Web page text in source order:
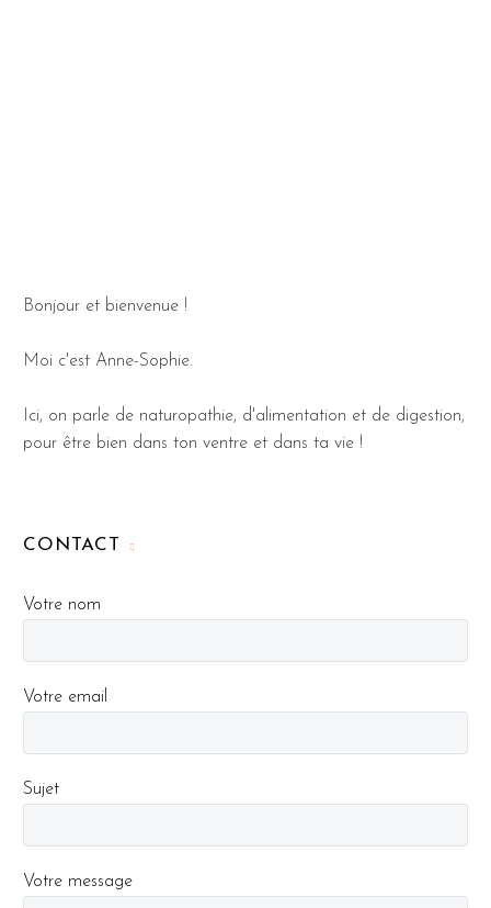
Bonjour et bienvenue !
Moi c'est Anne-Sophie.
Ici, on parle de naturopathie, d'alimentation et de digestion,
pour être bien dans ton ventre et dans ta vie !
CONTACT
Votre nom
Votre email
Sujet
Votre message